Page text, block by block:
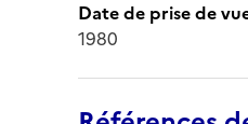
Date de prise de
1980